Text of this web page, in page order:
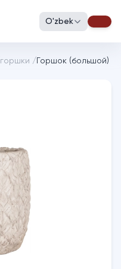
O'zbek
горшки / Горшок (большой)